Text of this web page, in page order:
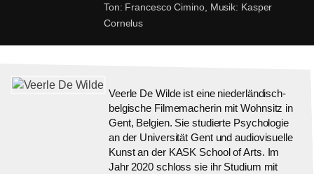
Ton: Francesco Cimino, Musik: Kasper
Cornelus
Veerle De Wilde ist eine niederländisch-
belgische Filmemacherin mit Wohnsitz in
Gent, Belgien. Sie studierte Psychologie
an der Universität Gent und audiovisuelle
Kunst an der KASK School of Arts. Im
Jahr 2020 schloss sie ihr Studium mit